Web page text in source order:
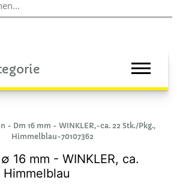
- Dm 16 mm - WINKLER,-ca. 22 Stk./Pkg.,
Himmelblau-70107362
16 mm - WINKLER, ca.